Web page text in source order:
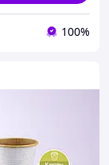
100%